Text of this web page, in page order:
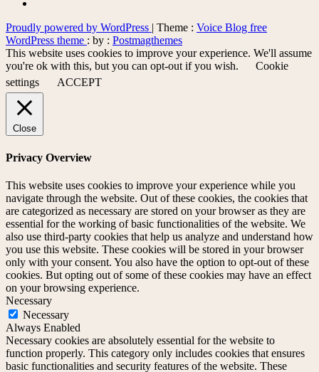
Proudly powered by WordPress | Theme : Voice Blog free
WordPress theme : by : Postmagthemes
This website uses cookies to improve your experience. We'll assume
you're ok with this, but you can opt-out if you wish.
Cookie
settings
ACCEPT
Close
Privacy Overview
This website uses cookies to improve your experience while you
navigate through the website. Out of these cookies, the cookies that
are categorized as necessary are stored on your browser as they are
essential for the working of basic functionalities of the website. We
also use third-party cookies that help us analyze and understand how
you use this website. These cookies will be stored in your browser
only with your consent. You also have the option to opt-out of these
cookies. But opting out of some of these cookies may have an effect
on your browsing experience.
Necessary
Necessary
Always Enabled
Necessary cookies are absolutely essential for the website to
function properly. This category only includes cookies that ensures
basic functionalities and security features of the website. These